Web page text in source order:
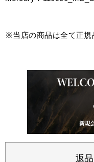
※当店の商品は全て正規
返